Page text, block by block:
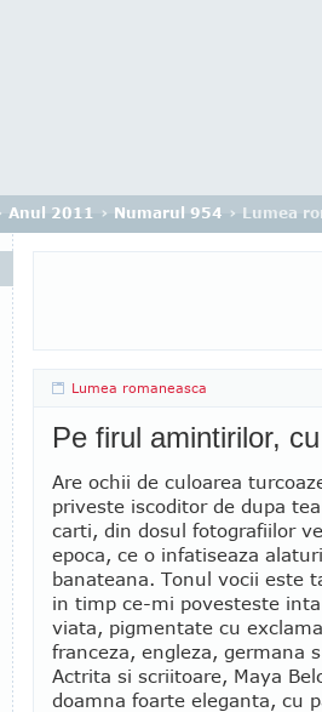
Anul 2011 › Numarul 954 › Lumea
Lumea romaneasca
Pe firul amintirilor,
Are ochii de culoarea
priveste iscoditor de dupa
carti, din dosul fotografiilor
epoca, ce o infatiseaza
banateana. Tonul vocii este
in timp ce-mi povesteste
viata, pigmentate cu
franceza, engleza, germana
Actrita si scriitoare, Maya
doamna foarte eleganta, cu